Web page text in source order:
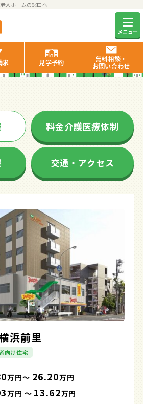
人ホームの窓口へ
メニュー
求 見学予約
無料相談・
お問い合わせ
ン横浜前里
料金介護医療体制
交通・アクセス
浜前里
向け住宅
万円～ 26.20万円
万円 ～ 13.62万円